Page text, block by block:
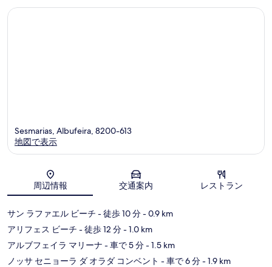
の
口
ミ
地図
Sesmarias, Albufeira, 8200-613
地図で表示
周辺情報 交通案内 レストラン
サン ラファエル ビーチ - 徒歩 10 分- 0.9 km
アリフェス ビーチ - 徒歩 12 分- 1.0 km
アルブフェイラ マリーナ - 車で 5 分- 1.5 km
ノッサ セニョーラ ダ オラダ コンベント - 車で 6 分- 1.9 km